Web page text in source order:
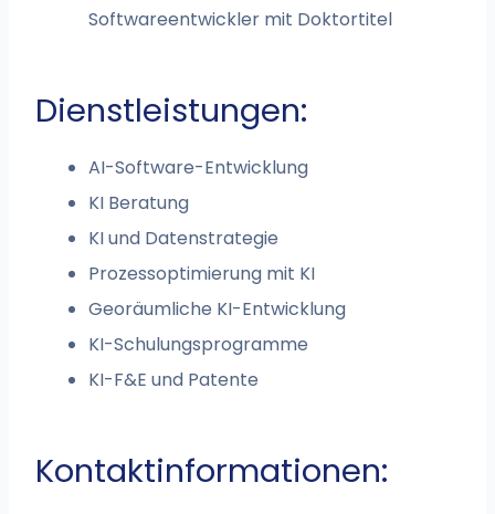
Softwareentwickler mit Doktortitel
Dienstleistungen:
AI-Software-Entwicklung
KI Beratung
KI und Datenstrategie
Prozessoptimierung mit KI
Georäumliche KI-Entwicklung
KI-Schulungsprogramme
KI-F&E und Patente
Kontaktinformationen: